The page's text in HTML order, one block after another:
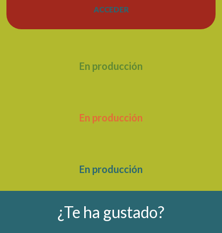
ACCEDER
En producción
En producción
En producción
¿Te ha gustado?